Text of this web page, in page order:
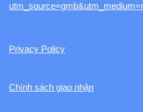
Privacy Policy
Chính sách giao nhận